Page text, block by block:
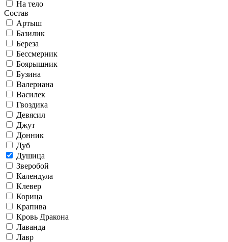
На тело
Состав
Артыш
Базилик
Береза
Бессмерник
Боярышник
Бузина
Валериана
Василек
Гвоздика
Девясил
Джут
Донник
Дуб
Душица
Зверобой
Календула
Клевер
Корица
Крапива
Кровь Дракона
Лаванда
Лавр